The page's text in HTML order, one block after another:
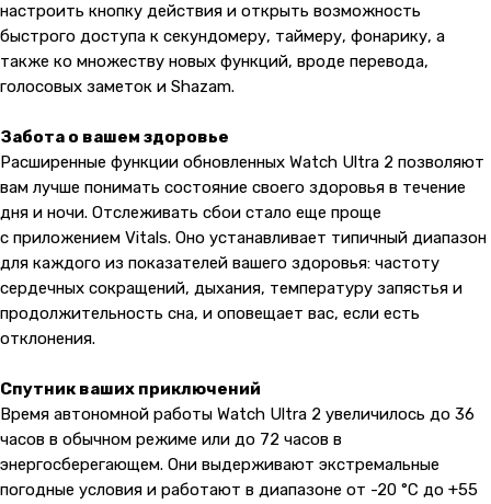
настроить кнопку действия и открыть возможность
быстрого доступа к секундомеру, таймеру, фонарику, а
также ко множеству новых функций, вроде перевода,
голосовых заметок и Shazam.
Забота о вашем здоровье
Расширенные функции обновленных Watch Ultra 2 позволяют
вам лучше понимать состояние своего здоровья в течение
дня и ночи. Отслеживать сбои стало еще проще
с приложением Vitals. Оно устанавливает типичный диапазон
для каждого из показателей вашего здоровья: частоту
сердечных сокращений, дыхания, температуру запястья и
продолжительность сна, и оповещает вас, если есть
отклонения.
Спутник ваших приключений
Время автономной работы Watch Ultra 2 увеличилось до 36
часов в обычном режиме или до 72 часов в
энергосберегающем. Они выдерживают экстремальные
погодные условия и работают в диапазоне от -20 °С до +55